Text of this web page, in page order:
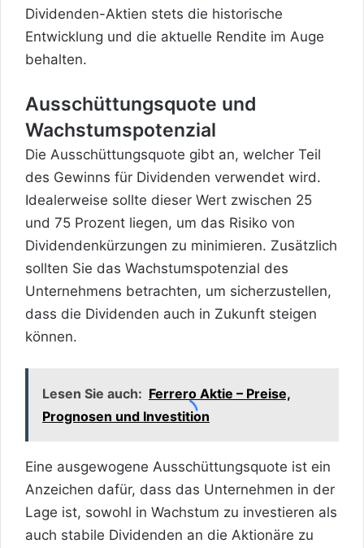
Dividenden-Aktien stets die historische
Entwicklung und die aktuelle Rendite im Auge
behalten.
Ausschüttungsquote und
Wachstumspotenzial
Die Ausschüttungsquote gibt an, welcher Teil
des Gewinns für Dividenden verwendet wird.
Idealerweise sollte dieser Wert zwischen 25
und 75 Prozent liegen, um das Risiko von
Dividendenkürzungen zu minimieren. Zusätzlich
sollten Sie das Wachstumspotenzial des
Unternehmens betrachten, um sicherzustellen,
dass die Dividenden auch in Zukunft steigen
können.
Lesen Sie auch: Ferrero Aktie – Preise,
Prognosen und Investition
Eine ausgewogene Ausschüttungsquote ist ein
Anzeichen dafür, dass das Unternehmen in der
Lage ist, sowohl in Wachstum zu investieren als
auch stabile Dividenden an die Aktionäre zu